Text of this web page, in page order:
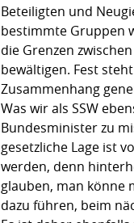
Beteiligten und
bestimmte Gruppen
die Grenzen
bewältigen. Fest
Zusammenhang
Was wir als SSW
Bundesminister zu
gesetzliche Lage ist
werden, denn
glauben, man könne
dazu führen, beim